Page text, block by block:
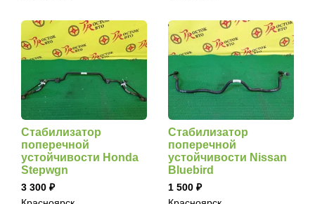
Стабилизатор
поперечной
устойчивости Honda
Stepwgn
3 300
Стабилизатор
поперечной
устойчивости Nissan
Bluebird
1 500